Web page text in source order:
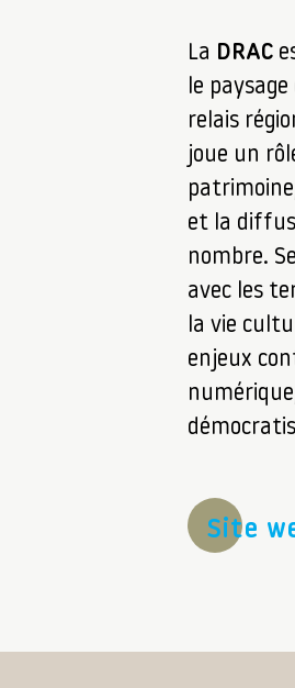
La DRAC
le
relais
joue un
et la
nombre.
avec les
la vie
enjeux
Site